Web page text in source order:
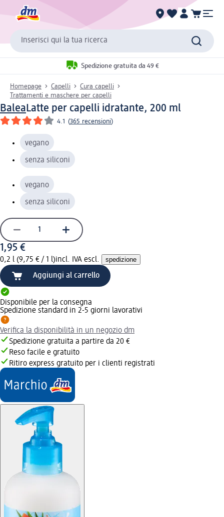
Inserisci qui la tua ricerca
Spedizione gratuita da 49 €
Homepage Capelli
Cura capelli
Trattamenti e maschere per capelli
BaleaLatte per capelli idratante, 200 ml
4.1 (365 recensioni)
vegano
senza siliconi
vegano
senza siliconi
1,95 €
0,2 l (9,75 € / 1 l)incl. IVA escl. spedizione
Aggiungi al carrello
Disponibile per la consegna
Spedizione standard in 2-5 giorni lavorativi
Verifica la disponibilità in un negozio dm
Spedizione gratuita a partire da 20 €
Reso facile e gratuito
Ritiro express gratuito per i clienti registrati